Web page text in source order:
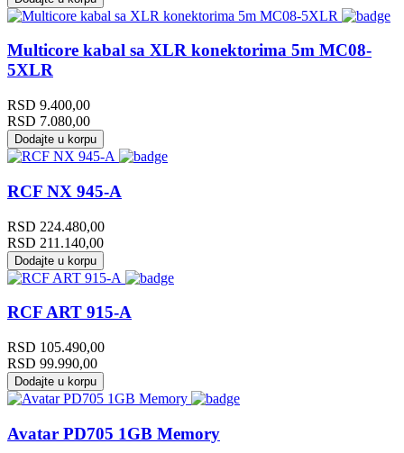
Multicore kabal sa XLR konektorima 5m MC08-
5XLR
RSD 9.400,00
RSD 7.080,00
Dodajte u korpu
RCF NX 945-A
RSD 224.480,00
RSD 211.140,00
Dodajte u korpu
RCF ART 915-A
RSD 105.490,00
RSD 99.990,00
Dodajte u korpu
Avatar PD705 1GB Memory